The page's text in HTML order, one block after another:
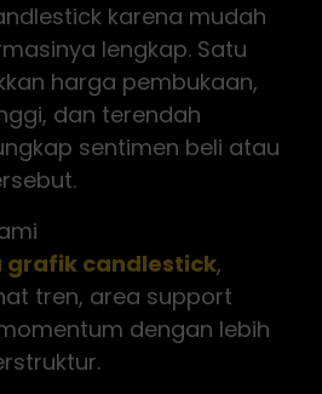
karena mudah
lengkap. Satu
harga pembukaan,
dan terendah
sentimen beli atau
candlestick,
tren, area support
dengan lebih